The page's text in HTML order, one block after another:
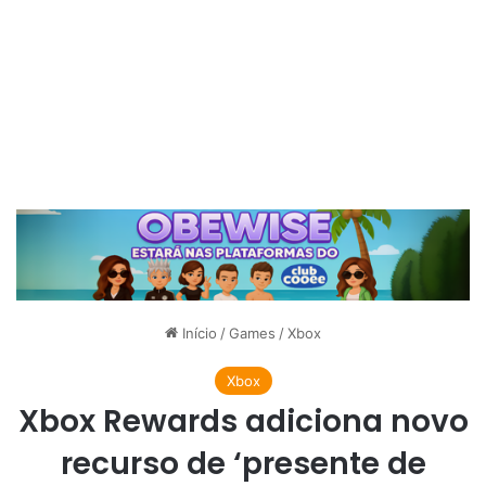
Início /Games /Xbox
Xbox
Xbox Rewards adiciona novo
recurso de ‘presente de